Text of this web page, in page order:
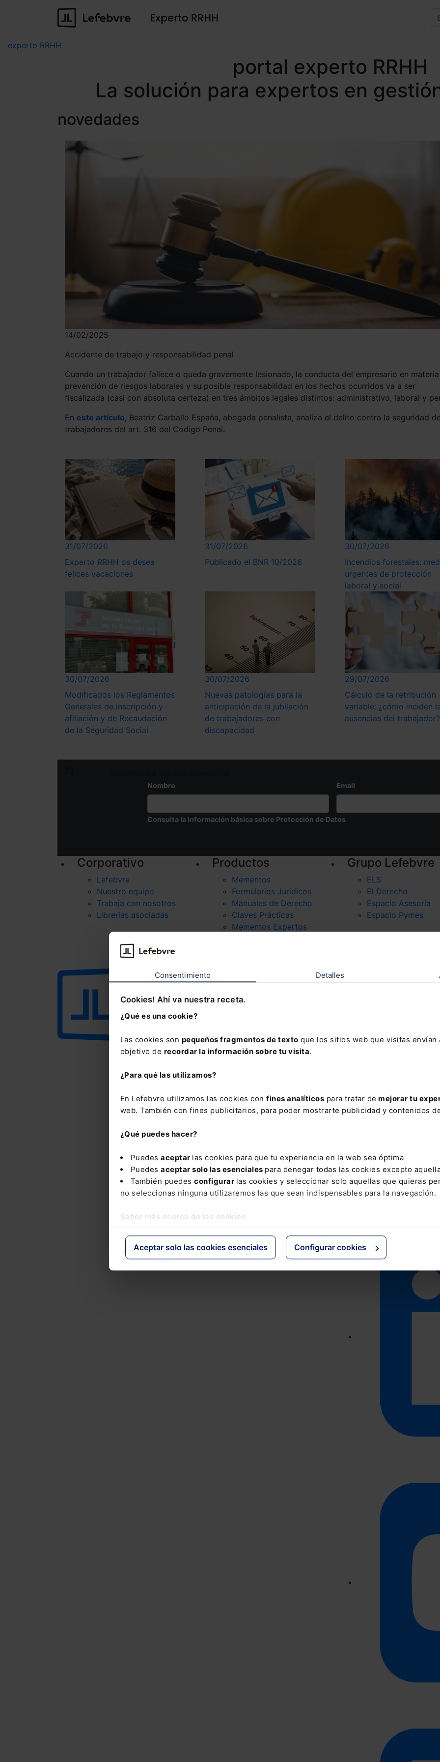
Consentimiento Detalles
Cookies! Ahí va nuestra receta.
¿Qué es una cookie?
Las cookies son pequeños fragmentos de texto que los sitios web que visitas
objetivo de recordar la información sobre tu visita.
¿Para qué las utilizamos?
En Lefebvre utilizamos las cookies con fines analíticos para tratar de mejorar tu
web. También con fines publicitarios, para poder mostrarte publicidad y contenidos
¿Qué puedes hacer?
Puedes aceptar las cookies para que tu experiencia en la web sea óptima
Puedes aceptar solo las esenciales para denegar todas las cookies excepto
También puedes configurar las cookies y seleccionar solo aquellas que quieras
no seleccionas ninguna utilizaremos las que sean indispensables para la navegación.
Saber más acerca de las cookies
Aceptar solo las cookies esenciales Configurar cookies
experto RRHH
portal experto RRHH
La solución para expertos en
novedades
14/02/2025
Accidente de trabajo y responsabilidad penal
Cuando un trabajador fallece o queda gravemente lesionado, la conducta del empresario en
prevención de riesgos laborales y su posible responsabilidad en los hechos ocurridos va a ser
fiscalizada (casi con absoluta certeza) en tres ámbitos legales distintos: administrativo, laboral y
En este artículo, Beatriz Carballo España, abogada penalista, analiza el delito contra la seguridad
trabajadores del art. 316 del Código Penal.
31/07/2026
Experto RRHH os desea
felices vacaciones
31/07/2026
Publicado el BNR 10/2026
30/07/2026
Incendios forestales:
urgentes de protección
laboral y social
30/07/2026
Modificados los Reglamentos
Generales de inscripción y
afiliación y de Recaudación
de la Seguridad Social
30/07/2026
Nuevas patologías para la
anticipación de la jubilación
de trabajadores con
discapacidad
29/07/2026
Cálculo de la retribución
variable: ¿cómo inciden
ausencias del trabajador?
Nombre Email
Consulta la información básica sobre Protección de Datos
Corporativo
Lefebvre
Nuestro equipo
Trabaja con nosotros
Librerías asociadas
Productos
Mementos
Formularios Jurídicos
Manuales de Derecho
Claves Prácticas
Mementos Expertos
Grupo Lefebvre
ELS
El Derecho
Espacio Asesoría
Espacio Pymes